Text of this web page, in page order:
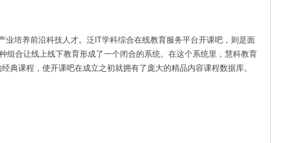
培养前沿科技人才。泛IT学科综合在线教育服务平台开课吧，则是面
合让线上线下教育形成了一个闭合的系统。在这个系统里，慧科教育
典课程，使开课吧在成立之初就拥有了庞大的精品内容课程数据库。